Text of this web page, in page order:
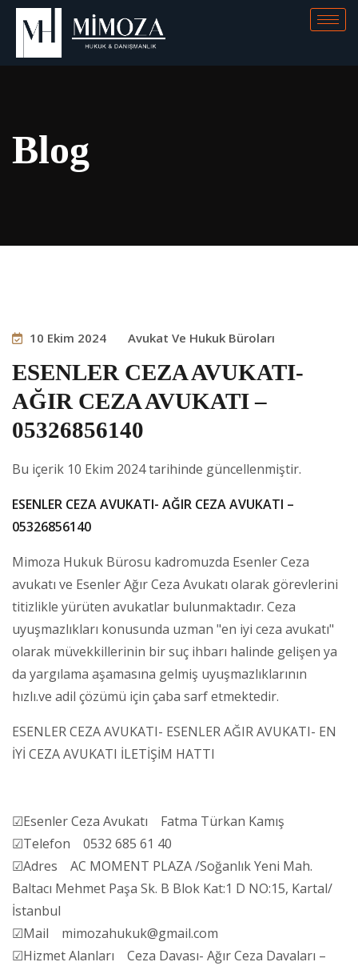
Blog
10 Ekim 2024 Avukat Ve Hukuk Büroları
ESENLER CEZA AVUKATI-
AĞIR CEZA AVUKATI –
05326856140
Bu içerik 10 Ekim 2024 tarihinde güncellenmiştir.
ESENLER CEZA AVUKATI- AĞIR CEZA AVUKATI –
05326856140
Mimoza Hukuk Bürosu kadromuzda Esenler Ceza
avukatı ve Esenler Ağır Ceza Avukatı olarak görevlerini
titizlikle yürüten avukatlar bulunmaktadır. Ceza
uyuşmazlıkları konusunda uzman "en iyi ceza avukatı"
olarak müvekkillerinin bir suç ihbarı halinde gelişen ya
da yargılama aşamasına gelmiş uyuşmazlıklarının
hızlı.ve adil çözümü için çaba sarf etmektedir.
ESENLER CEZA AVUKATI- ESENLER AĞIR AVUKATI- EN
İYİ CEZA AVUKATI İLETİŞİM HATTI
☑Esenler Ceza Avukatı Fatma Türkan Kamış
☑Telefon 0532 685 61 40
☑Adres AC MOMENT PLAZA /Soğanlık Yeni Mah.
Baltacı Mehmet Paşa Sk. B Blok Kat:1 D NO:15, Kartal/
İstanbul
☑Mail mimozahukuk@gmail.com
☑Hizmet Alanları Ceza Davası- Ağır Ceza Davaları –